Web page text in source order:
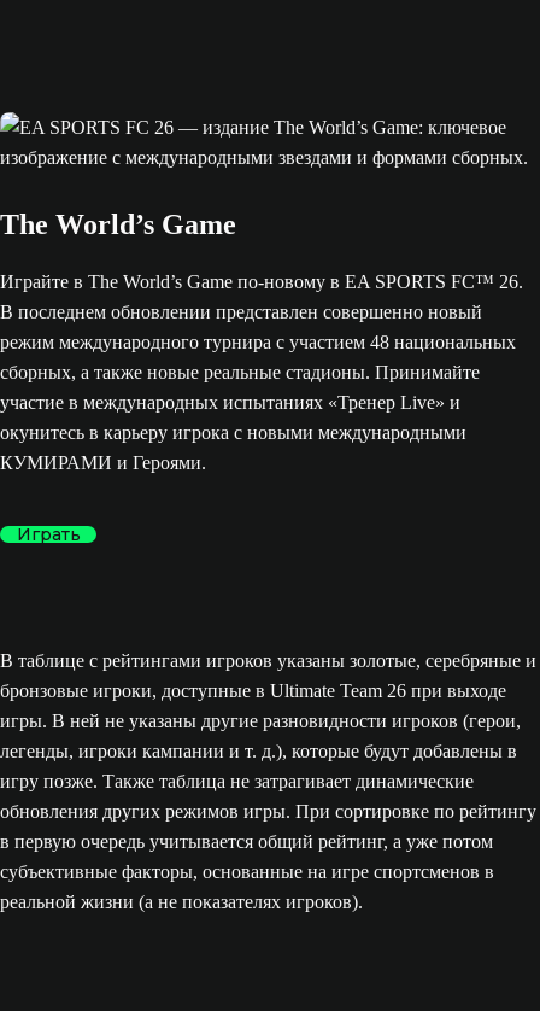
The World’s Game
Играйте в The World’s Game по-новому в EA SPORTS FC™ 26.
В последнем обновлении представлен совершенно новый
режим международного турнира с участием 48 национальных
сборных, а также новые реальные стадионы. Принимайте
участие в международных испытаниях «Тренер Live» и
окунитесь в карьеру игрока с новыми международными
КУМИРАМИ и Героями.
Играть
В таблице с рейтингами игроков указаны золотые, серебряные и
бронзовые игроки, доступные в Ultimate Team 26 при выходе
игры. В ней не указаны другие разновидности игроков (герои,
легенды, игроки кампании и т. д.), которые будут добавлены в
игру позже. Также таблица не затрагивает динамические
обновления других режимов игры. При сортировке по рейтингу
в первую очередь учитывается общий рейтинг, а уже потом
субъективные факторы, основанные на игре спортсменов в
реальной жизни (а не показателях игроков).